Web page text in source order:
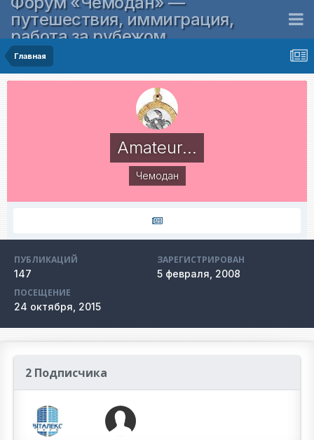
путешествия, иммиграция,
работа за рубежом
Главная
Amateur...
Чемодан
ПУБЛИКАЦИЙ
147
ЗАРЕГИСТРИРОВАН
5 февраля, 2008
ПОСЕЩЕНИЕ
24 октября, 2015
2 Подписчика